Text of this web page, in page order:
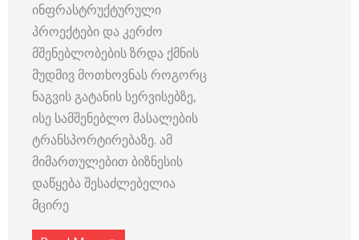
ინფრასტრუქტურული
პროექტები და კერძო
მშენებლობების ზრდა ქმნის
მუდმივ მოთხოვნას როგორც
ნაგვის გატანის სერვისებზე,
ისე სამშენებლო მასალების
ტრანსპორტირებაზე. ამ
მიმართულებით ბიზნესის
დაწყება შესაძლებელია
მცირე